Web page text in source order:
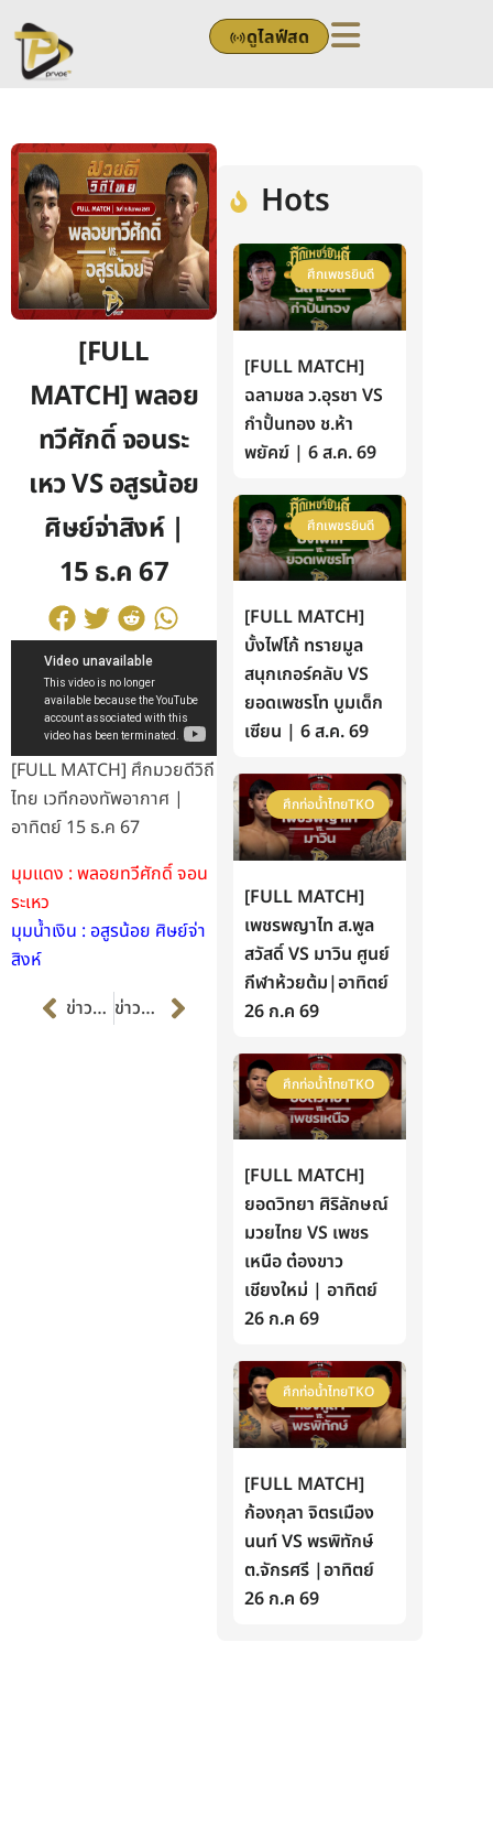
to
content
ดูไลฟ์สด
[FULL
MATCH] พลอย
ทวีศักดิ์ จอนระ
เหว VS อสูรน้อย
ศิษย์จ่าสิงห์ |
15 ธ.ค 67
[FULL MATCH] ศึกมวยดีวิถี
ไทย เวทีกองทัพอากาศ |
อาทิตย์ 15 ธ.ค 67
มุมแดง : พลอยทวีศักดิ์ จอน
ระเหว
มุมน้ำเงิน : อสูรน้อย ศิษย์จ่า
สิงห์
Prevข่าวก่อนหน้า ข่าวต่อไป Next
Hots
ศึกเพชรยินดี
[FULL MATCH]
ฉลามชล ว.อุรชา VS
กำปั้นทอง ช.ห้า
พยัคฆ์ | 6 ส.ค. 69
ศึกเพชรยินดี
[FULL MATCH]
บั้งไฟโก้ ทรายมูล
สนุกเกอร์คลับ VS
ยอดเพชรโท บูมเด็ก
เซียน | 6 ส.ค. 69
ศึกท่อน้ำไทยTKO
[FULL MATCH]
เพชรพญาไท ส.พูล
สวัสดิ์ VS มาวิน ศูนย์
กีฬาห้วยต้ม|อาทิตย์
26 ก.ค 69
ศึกท่อน้ำไทยTKO
[FULL MATCH]
ยอดวิทยา ศิริลักษณ์
มวยไทย VS เพชร
เหนือ ต๋องขาว
เชียงใหม่ | อาทิตย์
26 ก.ค 69
ศึกท่อน้ำไทยTKO
[FULL MATCH]
ก้องกุลา จิตรเมือง
นนท์ VS พรพิทักษ์
ต.จักรศรี |อาทิตย์
26 ก.ค 69